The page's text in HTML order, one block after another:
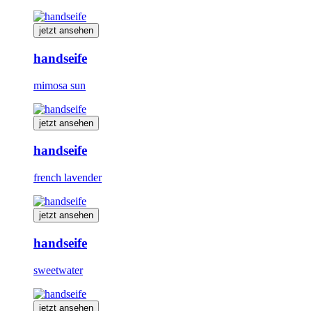
jetzt ansehen
handseife
mimosa sun
jetzt ansehen
handseife
french lavender
jetzt ansehen
handseife
sweetwater
jetzt ansehen